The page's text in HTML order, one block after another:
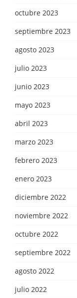
octubre 2023
septiembre 2023
agosto 2023
julio 2023
junio 2023
mayo 2023
abril 2023
marzo 2023
febrero 2023
enero 2023
diciembre 2022
noviembre 2022
octubre 2022
septiembre 2022
agosto 2022
julio 2022